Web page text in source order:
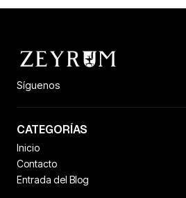
Síguenos
CATEGORÍAS
Inicio
Contacto
Entrada del Blog